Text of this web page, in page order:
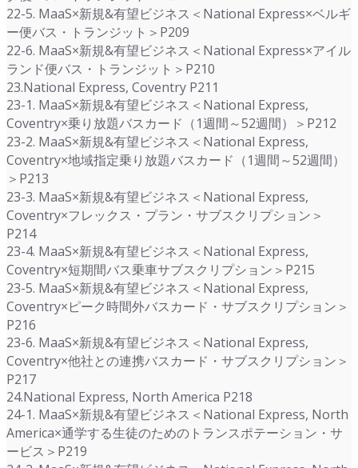
22-5. MaaS×新規&有望ビジネス＜National Express×ベルギ
ー便バス・トランジット＞P209
22-6. MaaS×新規&有望ビジネス＜National Express×アイル
ランド便バス・トランジット＞P210
23.National Express, Coventry P211
23-1. MaaS×新規&有望ビジネス＜National Express,
Coventry×乗り放題バスカード（1週間～52週間）＞P212
23-2. MaaS×新規&有望ビジネス＜National Express,
Coventry×地域指定乗り放題バスカード（1週間～52週間）
＞P213
23-3. MaaS×新規&有望ビジネス＜National Express,
Coventry×フレックス・プラン・サブスクリプション＞
P214
23-4. MaaS×新規&有望ビジネス＜National Express,
Coventry×短期間バス乗車サブスクリプション＞P215
23-5. MaaS×新規&有望ビジネス＜National Express,
Coventry×ピーク時間外バスカード・サブスクリプション＞
P216
23-6. MaaS×新規&有望ビジネス＜National Express,
Coventry×他社との連携バスカード・サブスクリプション＞
P217
24.National Express, North America P218
24-1. MaaS×新規&有望ビジネス＜National Express, North
America×通学する生徒のためのトランスポテーション・サ
ービス＞P219